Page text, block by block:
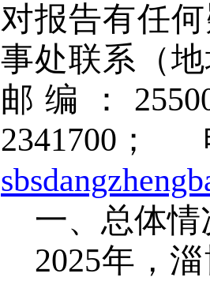
对报告有任
事处联系（
邮编：
2341700 ；
一、总体情
2025年，